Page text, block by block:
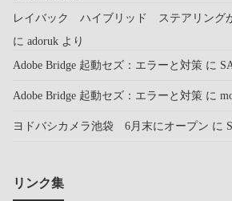
レイバック ハイブリッド ステアリング
に adoruk より
Adobe Bridge 起動セズ：エラーと対策 に
Adobe Bridge 起動セズ：エラーと対策 に
ヨドバシカメラ池袋 6月末にオープン に
リンク集